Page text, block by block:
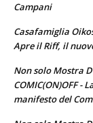
Campani
Casafamiglia
Apre il Riff, il
Non solo Mostra
COMIC(ON)OFF -
manifesto del